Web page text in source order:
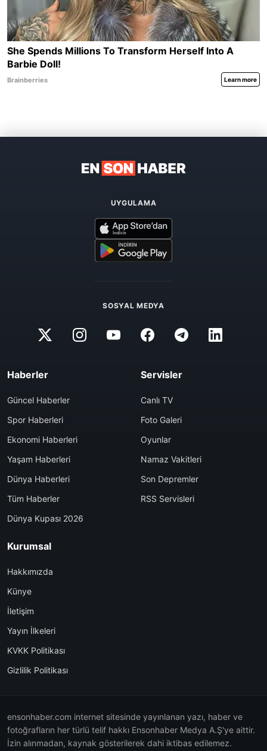
UYGULAMA
SOSYAL MEDYA
Haberler
Güncel Haberler
Spor Haberleri
Ekonomi Haberleri
Yaşam Haberleri
Dünya Haberleri
Tüm Haberler
Dünya Kupası 2026
Servisler
Canlı TV
Foto Galeri
Oyunlar
Namaz Vakitleri
Son Depremler
RSS Servisleri
Kurumsal
Hakkımızda
Künye
İletişim
Yayın İlkeleri
KVKK Politikası
Gizlilik Politikası
ensonhaber.com internet sitesinde yayınlanan yazı, haber ve
fotoğrafların her türlü telif hakkı Ensonhaber Medya A.Ş'ye aittir.
İzin alınmadan, kaynak gösterilerek dahi iktibas edilemez.